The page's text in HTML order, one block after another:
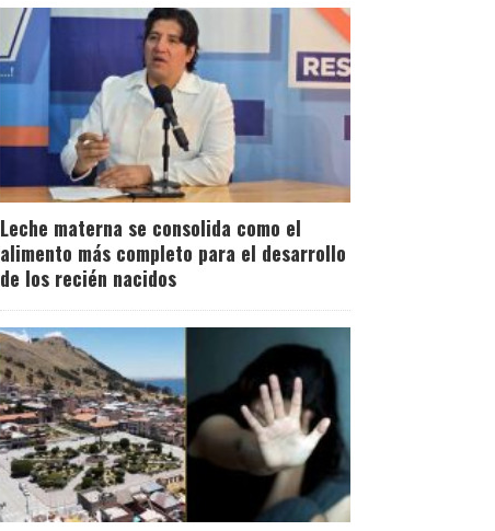
Leche materna se consolida como el
alimento más completo para el desarrollo
de los recién nacidos